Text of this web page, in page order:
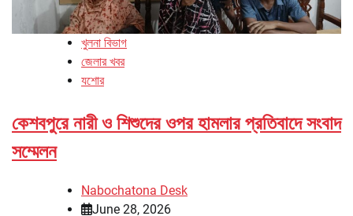
খুলনা বিভাগ
জেলার খবর
যশোর
কেশবপুরে নারী ও শিশুদের ওপর হামলার প্রতিবাদে সংবাদ
সম্মেলন
Nabochatona Desk
June 28, 2026